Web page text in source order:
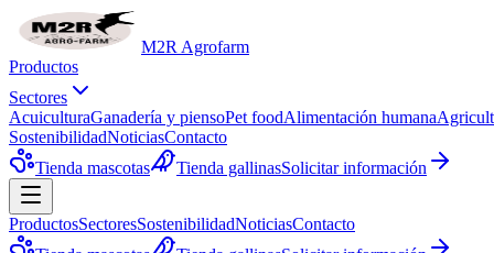
M2R Agrofarm
Productos
Sectores
AcuiculturaGanadería y piensoPet foodAlimentación humana
SostenibilidadNoticiasContacto
Tienda mascotas
Tienda gallinasSolicitar información
ProductosSectoresSostenibilidadNoticiasContacto